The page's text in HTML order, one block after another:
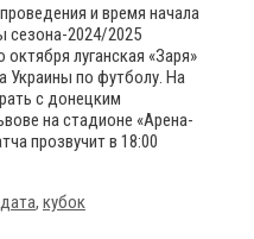
и время начала
сезона-2024/2025
октября луганская «Заря»
Украины по футболу. На
с донецким
на стадионе «Арена-
прозвучит в 18:00
дата, кубок